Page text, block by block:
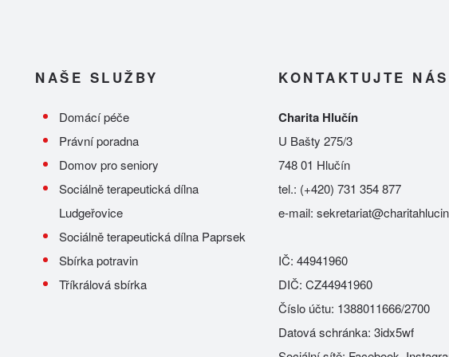
NAŠE SLUŽBY
Domácí péče
Právní poradna
Domov pro seniory
Sociálně terapeutická dílna
Ludgeřovice
Sociálně terapeutická dílna Paprsek
Sbírka potravin
Tříkrálová sbírka
KONTAKTUJTE NÁS
Charita Hlučín
U Bašty 275/3
748 01 Hlučín
tel.: (+420) 731 354 877
e-mail:
IČ: 44941960
DIČ: CZ44941960
Číslo účtu: 1388011666/2700
Datová schránka: 3idx5wf